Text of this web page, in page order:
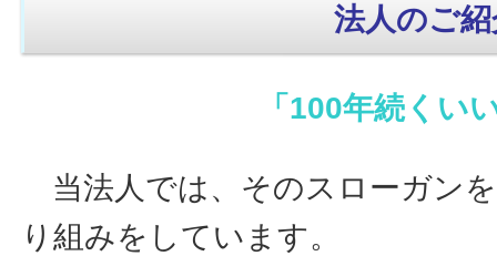
法人のご
「100年続くい
当法人では、そのスローガン
り組みをしています。